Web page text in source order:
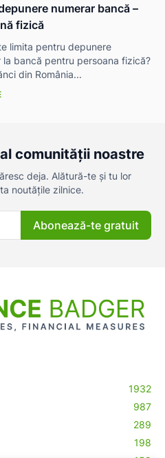
numerar bancă –
fizică
limita pentru depunere
la bancă pentru persoana fizică?
din România...
comunității noastre
deja. Alătură-te și tu lor
noutățile zilnice.
Abonează-te gratuit
1932
987
289
198